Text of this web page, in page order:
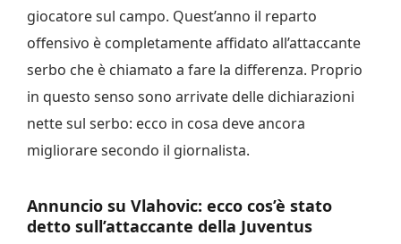
giocatore sul campo. Quest’anno il reparto
offensivo è completamente affidato all’attaccante
serbo che è chiamato a fare la differenza. Proprio
in questo senso sono arrivate delle dichiarazioni
nette sul serbo: ecco in cosa deve ancora
migliorare secondo il giornalista.
Annuncio su Vlahovic: ecco cos’è stato
detto sull’attaccante della Juventus